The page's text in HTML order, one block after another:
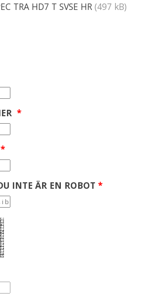
TRA HD7 T SVSE HR (497 kB)
*
*
INTE ÄR EN ROBOT *